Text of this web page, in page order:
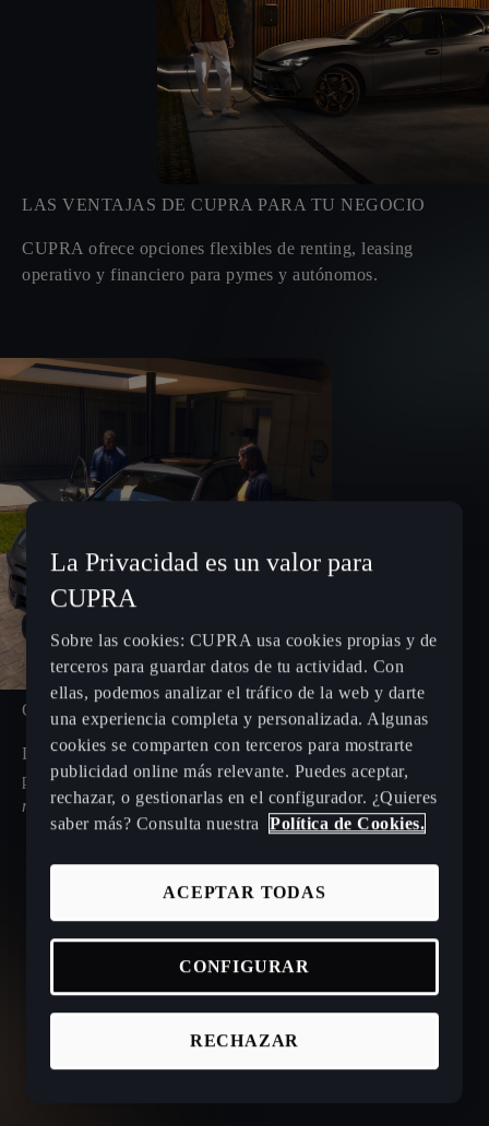
LAS VENTAJAS DE CUPRA PARA TU NEGOCIO
CUPRA ofrece opciones flexibles de renting, leasing
operativo y financiero para pymes y autónomos.
OFERTAS PARA EMPRESA
Descubre nuestras ofertas para tuempresa. Tú decides si
prefieres vehículos 100% eléctricos, híbridos enchufables,
mild hybrido modelos de combustión.
La Privacidad es un valor para
CUPRA
Sobre las cookies: CUPRA usa cookies propias y de
terceros para guardar datos de tu actividad. Con
ellas, podemos analizar el tráfico de la web y darte
una experiencia completa y personalizada. Algunas
cookies se comparten con terceros para mostrarte
publicidad online más relevante. Puedes aceptar,
rechazar, o gestionarlas en el configurador. ¿Quieres
saber más? Consulta nuestra
Política de Cookies.
RECHAZAR
ACEPTAR TODAS
CONFIGURAR